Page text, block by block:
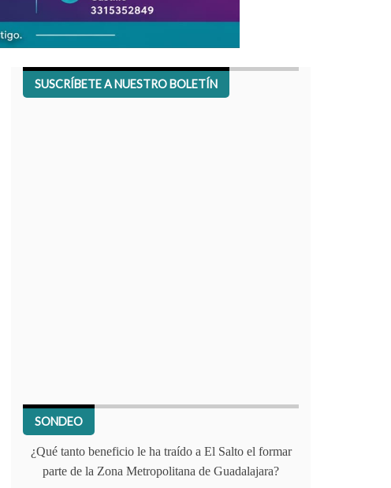
SUSCRÍBETE A NUESTRO BOLETÍN
SONDEO
¿Qué tanto beneficio le ha traído a El Salto el formar
parte de la Zona Metropolitana de Guadalajara?